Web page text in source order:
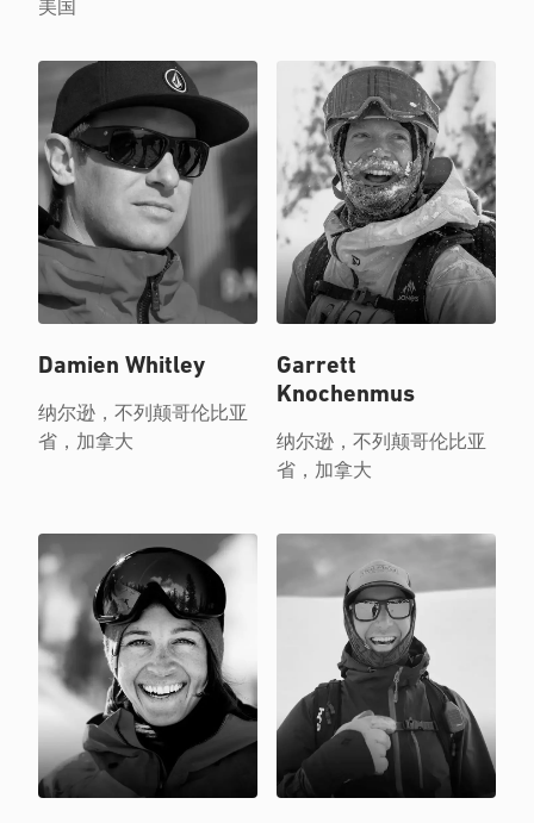
美国
Damien Whitley
纳尔逊，不列颠哥伦比亚
省，加拿大
Garrett
Knochenmus
纳尔逊，不列颠哥伦比亚
省，加拿大